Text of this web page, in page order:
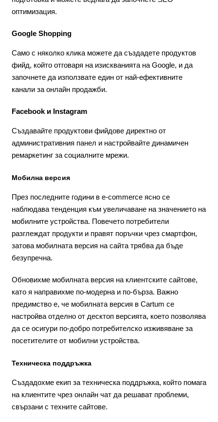
оптимизация.
Google Shopping
Само с няколко клика можете да създадете продуктов
фийд, който отговаря на изискванията на Google, и да
започнете да използвате един от най-ефективните
канали за онлайн продажби.
Facebook и Instagram
Създавайте продуктови фийдове директно от
административния панел и настройвайте динамичен
ремаркетинг за социалните мрежи.
Мобилна версия
През последните години в e-commerce ясно се
наблюдава тенденция към увеличаване на значението на
мобилните устройства. Повечето потребители
разглеждат продукти и правят поръчки чрез смартфон,
затова мобилната версия на сайта трябва да бъде
безупречна.
Обновихме мобилната версия на клиентските сайтове,
като я направихме по-модерна и по-бърза. Важно
предимство е, че мобилната версия в Cartum се
настройва отделно от десктоп версията, което позволява
да се осигури по-добро потребителско изживяване за
посетителите от мобилни устройства.
Техническа поддръжка
Създадохме екип за техническа поддръжка, който помага
на клиентите чрез онлайн чат да решават проблеми,
свързани с техните сайтове.